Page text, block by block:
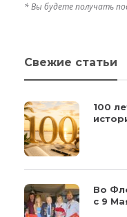
* Вы будете получать
Свежие статьи
100
Во
с 9